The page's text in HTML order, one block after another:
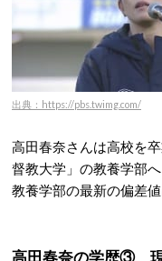
出典：https://pbs.twimg.com/
高田春奈さんは高校を
督教大学」の教養学部
教養学部の最新の偏差
高田春奈の学歴③ 現